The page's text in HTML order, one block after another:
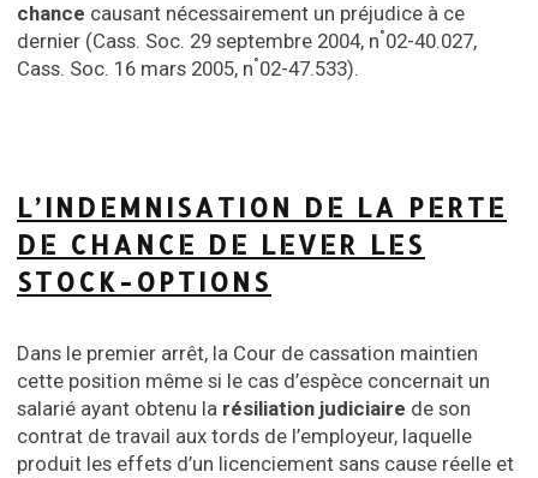
chance causant nécessairement un préjudice à ce
dernier (Cass. Soc. 29 septembre 2004, n°02-40.027,
Cass. Soc. 16 mars 2005, n°02-47.533).
L’INDEMNISATION DE LA PERTE
DE CHANCE DE LEVER LES
STOCK-OPTIONS
Dans le premier arrêt, la Cour de cassation maintien
cette position même si le cas d’espèce concernait un
salarié ayant obtenu la résiliation judiciaire de son
contrat de travail aux tords de l’employeur, laquelle
produit les effets d’un licenciement sans cause réelle et